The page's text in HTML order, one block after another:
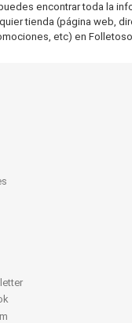
encontrar toda la
tienda (página web,
etc) en